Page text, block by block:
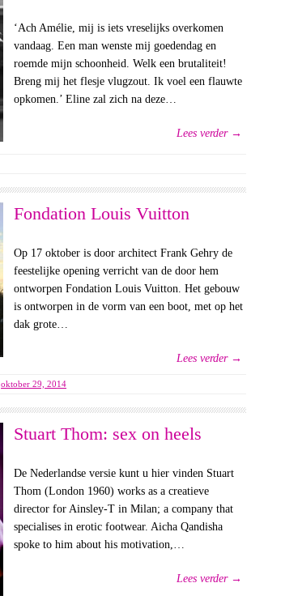
‘Ach Amélie, mij is iets vreselijks overkomen
vandaag. Een man wenste mij goedendag en
roemde mijn schoonheid. Welk een brutaliteit!
Breng mij het flesje vlugzout. Ik voel een flauwte
opkomen.’ Eline zal zich na deze…
Lees verder →
Fondation Louis Vuitton
Op 17 oktober is door architect Frank Gehry de
feestelijke opening verricht van de door hem
ontworpen Fondation Louis Vuitton. Het gebouw
is ontworpen in de vorm van een boot, met op het
dak grote…
Lees verder →
oktober 29, 2014
Stuart Thom: sex on heels
De Nederlandse versie kunt u hier vinden Stuart
Thom (London 1960) works as a creatieve
director for Ainsley-T in Milan; a company that
specialises in erotic footwear. Aicha Qandisha
spoke to him about his motivation,…
Lees verder →